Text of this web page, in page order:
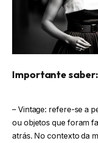
Importante
– Vintage: refere-se a
ou objetos que foram
atrás. No contexto da